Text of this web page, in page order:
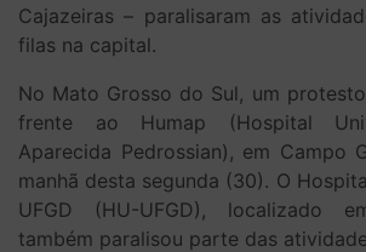
Cajazeiras – paralisaram as
filas na capital.
No Mato Grosso do Sul, um
frente ao Humap (Hospital
Aparecida Pedrossian), em Campo
manhã desta segunda (30). O
UFGD (HU-UFGD), localizado
também paralisou parte das